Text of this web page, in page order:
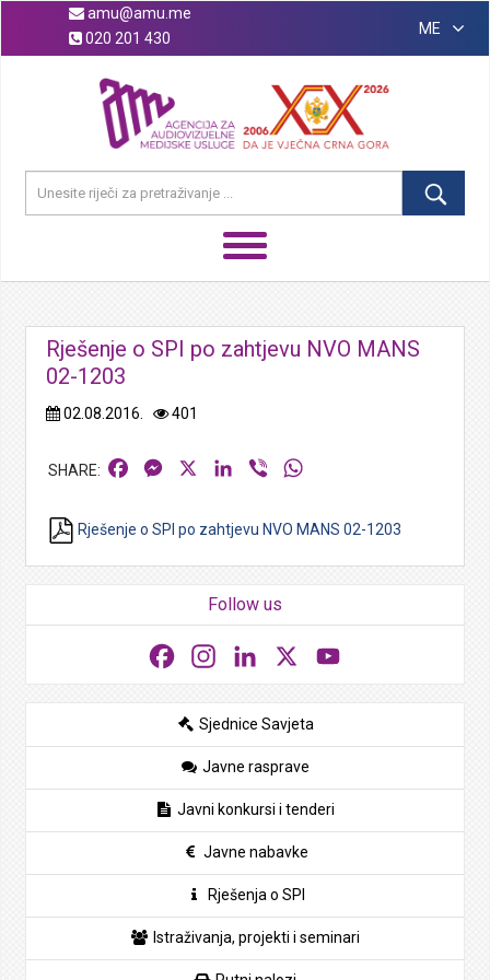
amu@amu.me
020 201 430
ME
Rješenje o SPI po zahtjevu NVO MANS
02-1203
02.08.2016. 401
FacebookMessengerLinkedIn
Viber
Rješenje o SPI po zahtjevu NVO MANS 02-1203
Follow us
FacebookInstagramLinkedIn
Sjednice Savjeta
Javne rasprave
Javni konkursi i tenderi
Javne nabavke
Rješenja o SPI
Istraživanja, projekti i seminari